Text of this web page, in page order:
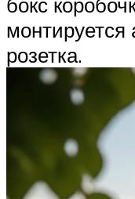
монтируется
розетка.